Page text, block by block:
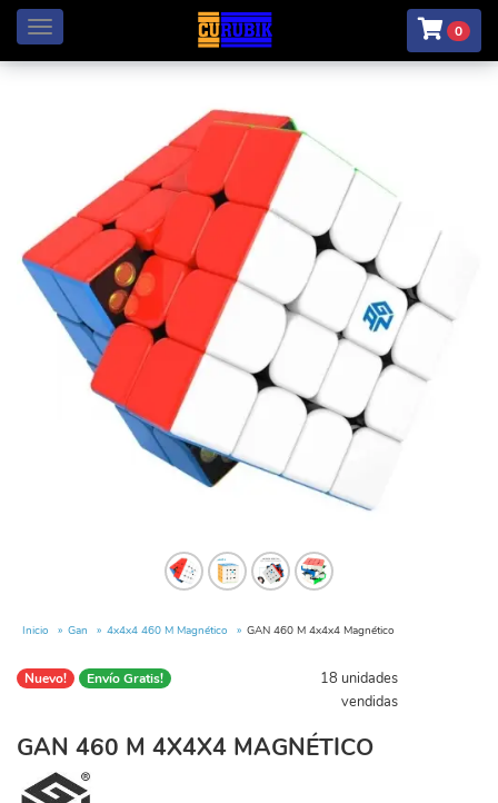
Menú 0
Inicio Gan 4x4x4 460 M Magnético GAN 460 M 4x4x4 Magnético
Nuevo! Envío Gratis!
18 unidades
vendidas
GAN 460 M 4X4X4 MAGNÉTICO